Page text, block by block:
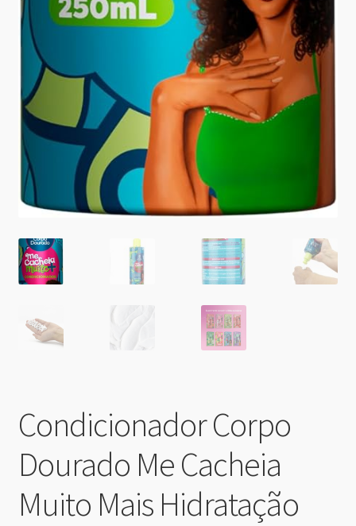
Condicionador Corpo
Dourado Me Cacheia
Muito Mais Hidratação